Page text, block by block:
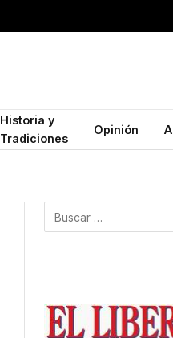
Historia y
Tradiciones
Opinión